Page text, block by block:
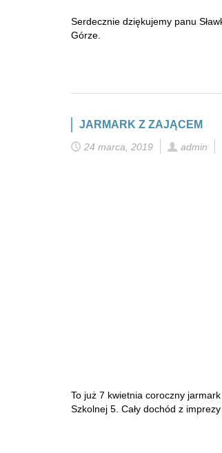
Serdecznie dziękujemy panu
Górze.
JARMARK Z ZAJĄCEM
24 marca, 2019 admin
To już 7 kwietnia coroczny
Szkolnej 5. Cały dochód z